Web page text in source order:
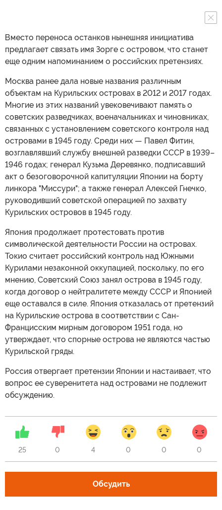
Вместо переноса останков нынешняя инициатива
предлагает связать имя Зорге с островом, что станет
еще одним напоминанием о российских претензиях.
Москва ранее дала новые названия различным
объектам на Курильских островах в 2012 и 2017 годах.
Многие из этих названий увековечивают память о
советских разведчиках, военачальниках и чиновниках,
связанных с установлением советского контроля над
островами в 1945 году. Среди них — Павел Фитин,
возглавлявший службу внешней разведки СССР в 1939–
1946 годах; генерал Кузьма Деревянко, подписавший
акт о безоговорочной капитуляции Японии на борту
линкора "Миссури"; а также генерал Алексей Гнечко,
руководивший советской операцией по захвату
Курильских островов в 1945 году.
Япония продолжает протестовать против
символической деятельности России на островах.
Токио считает российский контроль над Южными
Курилами незаконной оккупацией, поскольку, по его
мнению, Советский Союз занял острова в 1945 году,
когда договор о нейтралитете между СССР и Японией
еще оставался в силе. Япония отказалась от претензий
на Курильские острова в соответствии с Сан-
Францисским мирным договором 1951 года, но
утверждает, что спорные острова не являются частью
Курильской гряды.
Россия отвергает претензии Японии и настаивает, что
вопрос ее суверенитета над островами не подлежит
обсуждению.
25 0 4 0 0 0
Обсудить